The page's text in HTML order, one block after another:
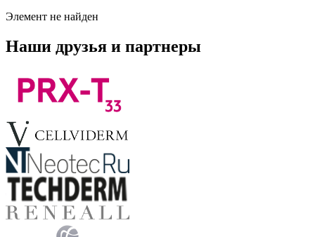
Элемент не найден
Наши друзья и партнеры